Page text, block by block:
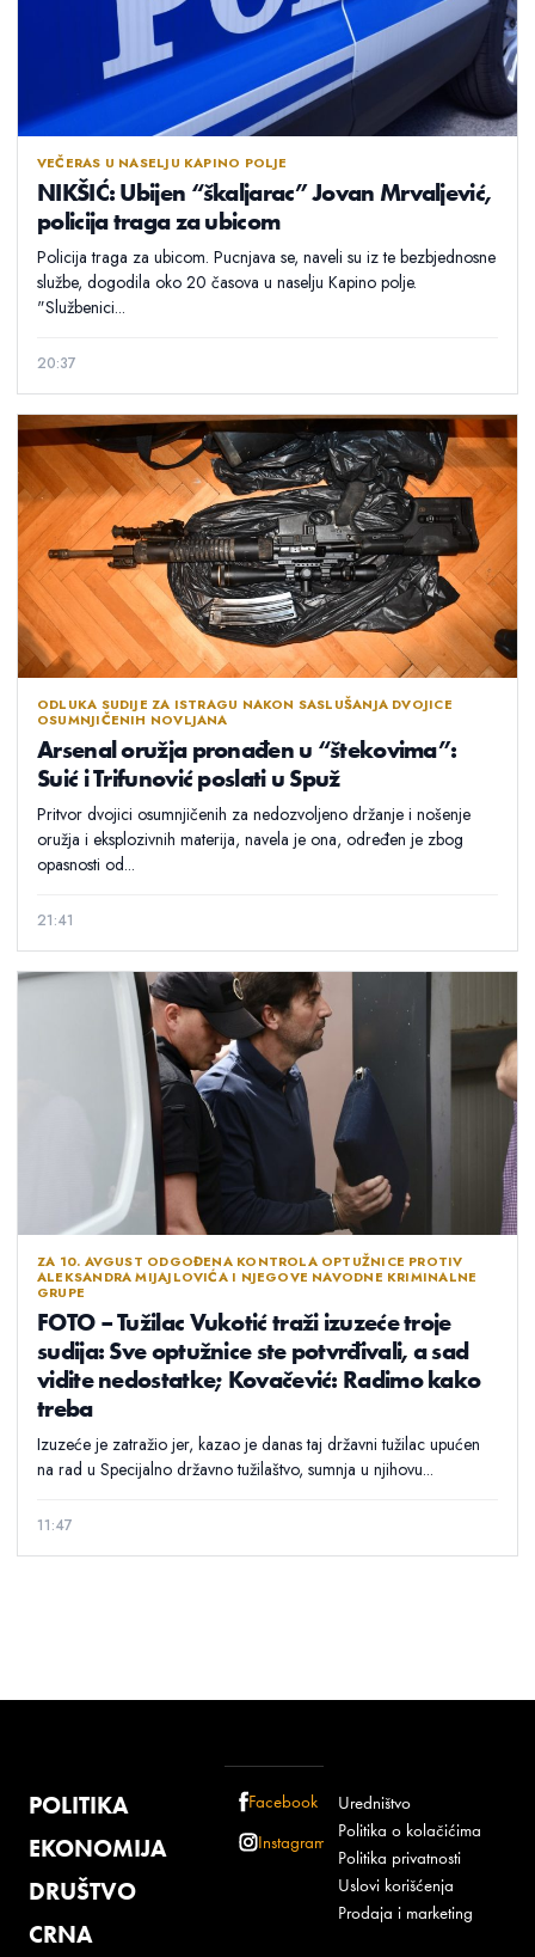
VEČERAS U NASELJU KAPINO POLJE
NIKŠIĆ: Ubijen “škaljarac” Jovan Mrvaljević,
policija traga za ubicom
Policija traga za ubicom. Pucnjava se, naveli su iz te bezbjednosne
službe, dogodila oko 20 časova u naselju Kapino polje.
"Službenici...
20:37
ODLUKA SUDIJE ZA ISTRAGU NAKON SASLUŠANJA DVOJICE
OSUMNJIČENIH NOVLJANA
Arsenal oružja pronađen u “štekovima”:
Suić i Trifunović poslati u Spuž
Pritvor dvojici osumnjičenih za nedozvoljeno držanje i nošenje
oružja i eksplozivnih materija, navela je ona, određen je zbog
opasnosti od...
21:41
ZA 10. AVGUST ODGOĐENA KONTROLA OPTUŽNICE PROTIV
ALEKSANDRA MIJAJLOVIĆA I NJEGOVE NAVODNE KRIMINALNE
GRUPE
FOTO – Tužilac Vukotić traži izuzeće troje
sudija: Sve optužnice ste potvrđivali, a sad
vidite nedostatke; Kovačević: Radimo kako
treba
Izuzeće je zatražio jer, kazao je danas taj državni tužilac upućen
na rad u Specijalno državno tužilaštvo, sumnja u njihovu...
11:47
POLITIKA
EKONOMIJA
DRUŠTVO
CRNA
Facebook
Instagram
Uredništvo
Politika o kolačićima
Politika privatnosti
Uslovi korišćenja
Prodaja i marketing